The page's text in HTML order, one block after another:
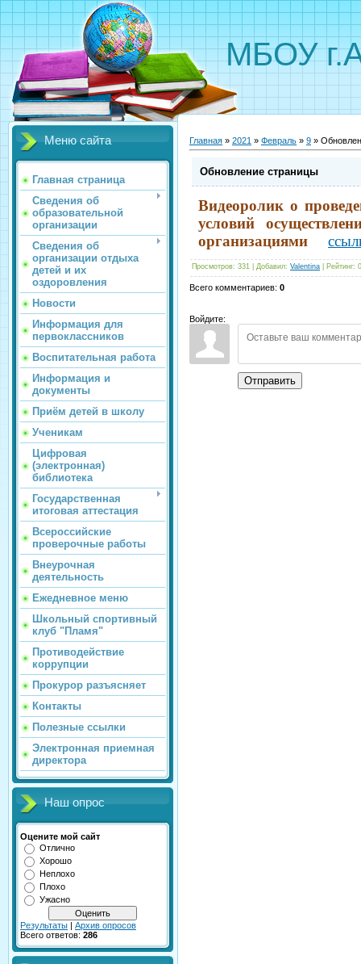
МБОУ
Меню сайта
Главная страница
Сведения об
образовательной
организации
Сведения об
организации отдыха
детей и их
оздоровления
Новости
Информация для
первоклассников
Воспитательная работа
Информация и
документы
Приём детей в школу
Ученикам
Цифровая
(электронная)
библиотека
Государственная
итоговая аттестация
Всероссийские
проверочные работы
Внеурочная
деятельность
Ежедневное меню
Школьный спортивный
клуб "Пламя"
Противодействие
коррупции
Прокурор разъясняет
Контакты
Полезные ссылки
Электронная приемная
директора
Наш опрос
Оцените мой сайт
Отлично
Хорошо
Неплохо
Плохо
Ужасно
Результаты | Архив опросов
Всего ответов: 286
Главная » 2021 » Февраль » 9 »
Обновление страницы
Видеоролик о
условий
организациями
Просмотров: 331 Добавил: Valentina Рейтинг:
Всего комментариев: 0
Войдите:
Отправить